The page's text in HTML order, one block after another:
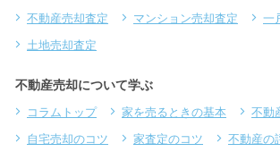
不動産売却査定 マンション売却査定
一
土地売却査定
不動産売却について学ぶ
コラムトップ 家を売るときの基本
不動
自宅売却のコツ
家査定のコツ
不動産の